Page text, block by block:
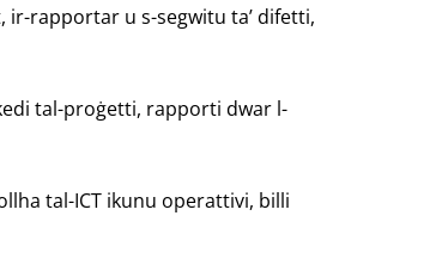
ir-rapportar u s-segwitu ta’ difetti,
tal-proġetti, rapporti dwar l-
tal-ICT ikunu operattivi, billi